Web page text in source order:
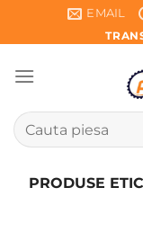
EMAIL
Caută
după:
PRODUSE